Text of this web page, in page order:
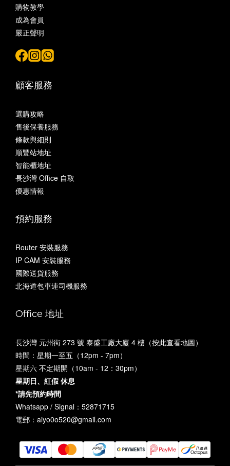
購物教學
成為會員
嚴正聲明
顧客服務
選購攻略
售後保養服務
條款與細則
順豐站地址
智能櫃地址
長沙灣 Office 自取
優惠情報
預約服務
Router 安裝服務
IP CAM 安裝服務
國際送貨服務
北海道包車連司機服務
Office 地址
長沙灣 元州街 273 號 泰盛工廠大廈 4 樓（按此查看地圖）
時間：星期一至五（12pm - 7pm）
星期六 不定期開（10am - 12：30pm）
星期日、紅假 休息
*請先預約時間
Whatsapp / Signal：52871715
電郵：aiyo0o520@gmail.com